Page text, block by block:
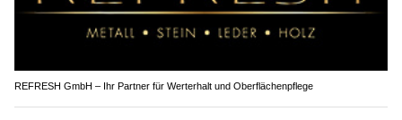
REFRESH GmbH – Ihr Partner für Werterhalt und Oberflächenpflege